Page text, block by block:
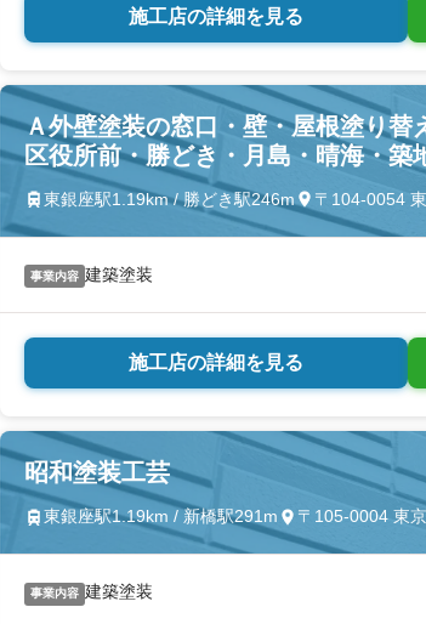
施工店の詳細を見る
Ａ外壁塗装の窓口・壁・屋根塗り
区役所前・勝どき・月島・晴海・築
東銀座駅1.19km / 勝どき駅246m 〒104-0054
事業内容 建築塗装
施工店の詳細を見る
昭和塗装工芸
東銀座駅1.19km / 新橋駅291m 〒105-0004 東
事業内容 建築塗装